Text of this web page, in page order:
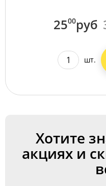
2500руб
шт.
Хотите
акциях и